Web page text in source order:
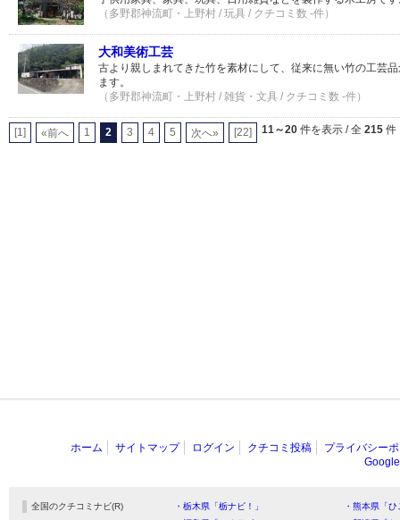
（多野郡神流町・上野村 / 玩具 / クチコミ数 -件）
大和美術工芸
古より親しまれてきた竹を素材にして、従来に無い竹の工芸
ます。
（多野郡神流町・上野村 / 雑貨・文具 / クチコミ数 -件）
[1] «前へ 1 2 3 4 5 次へ» [22] 11～20 件を表示 / 全 215 件
ホーム サイトマップ ログイン クチコミ投稿
プライバシー
全国のクチコミナビ(R) ・栃木県「栃ナビ！」
・熊本県「